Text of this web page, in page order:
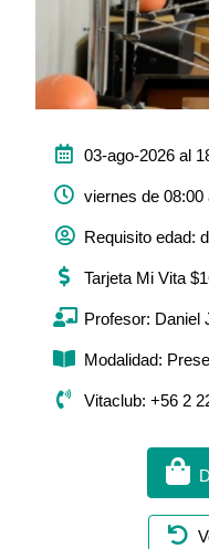
03-ago-2026 al
viernes de 08:00
Requisito edad:
Tarjeta Mi Vita
Profesor: Daniel
Modalidad:
Vitaclub: +56 2